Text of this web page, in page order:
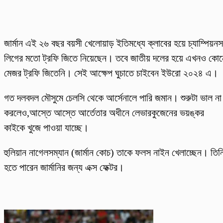
জার্মান এই ২৬ বছর বয়সী খেলোয়াড় ইতিমধ্যে ক্লাবের হয়ে চ্যাম্পিয়নস
লিগের মতো ট্রফি জিতে নিয়েছেন। তবে জাতীয় দলের হয়ে এখনও
মেজর ট্রফি জিতেনি। সেই আক্ষেপ ঘুচাতে চাইবেন ইউরো ২০২৪ এ।
গত দলবদল মৌসুমে চেলসি থেকে আর্সেনালে পারি জমান। শুরুটা ভাল না
করলেও,আস্তে আস্তে আর্তেতার অধীনে লেভারকুজেনের ভয়ঙ্কর
কাইকে খুজে পাওয়া যাচ্ছে।
হুলিয়ান নাগেলসম্যান (জার্মান কোচ) তাকে ফলস নাইন খেলাচ্ছেন।
হতে পারেন জার্মানির জন্য এক্স ফেক্টর।